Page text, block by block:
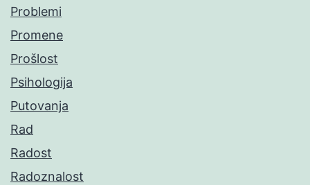
Problemi
Promene
Prošlost
Psihologija
Putovanja
Rad
Radost
Radoznalost